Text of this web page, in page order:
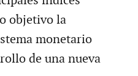
objetivo la
monetario
de una nueva